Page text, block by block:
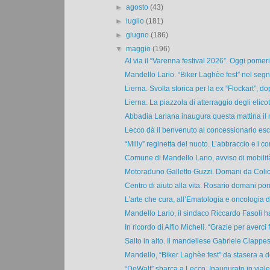
►agosto(43)
►
luglio(181)
►giugno(186)
▼maggio(196)
Al via il “Varenna festival 2026”. Oggi
Mandello Lario. “Biker Laghèe fest” nel
Lierna. Svolta storica per la ex “Flockart”,
Lierna. La piazzola di atterraggio degli
Abbadia Lariana inaugura questa mattina il
Lecco dà il benvenuto al concessionario
“Milly” reginetta del nuoto. L’abbraccio e i
Comune di Mandello Lario, avviso di
Motoraduno Galletto Guzzi. Domani da
Centro di aiuto alla vita. Rosario domani
L’arte che cura, all’Ematologia e oncologia
Mandello Lario, il sindaco Riccardo Fasoli
In ricordo di Alfio Micheli. “Grazie per averci
Salto in alto. Il mandellese Gabriele
Mandello, “Biker Laghèe fest” da stasera a